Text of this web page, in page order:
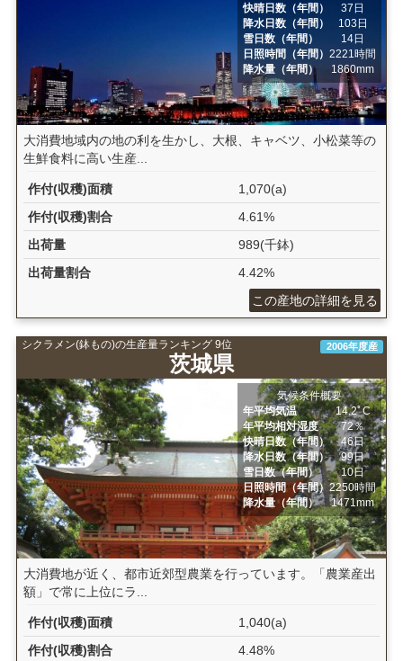
快晴日数（年間）
37日
降水日数（年間）
103日
雪日数（年間）
14日
日照時間（年間）2221時間
降水量（年間）
1860mm
大消費地域内の地の利を生かし、大根、キャベツ、小松菜等の
生鮮食料に高い生産...
作付(収穫)面積
1,070(a)
作付(収穫)割合
4.61%
出荷量
989(千鉢)
出荷量割合
4.42%
この産地の詳細を見る
シクラメン(鉢もの)の生産量ランキング 9位
茨城県
2006年度産
気候条件概要
年平均気温
14.2ﾟC
年平均相対湿度
72％
快晴日数（年間）
46日
降水日数（年間）
99日
雪日数（年間）
10日
日照時間（年間）2250時間
降水量（年間）
1471mm
大消費地が近く、都市近郊型農業を行っています。「農業産出
額」で常に上位にラ...
作付(収穫)面積
1,040(a)
作付(収穫)割合
4.48%